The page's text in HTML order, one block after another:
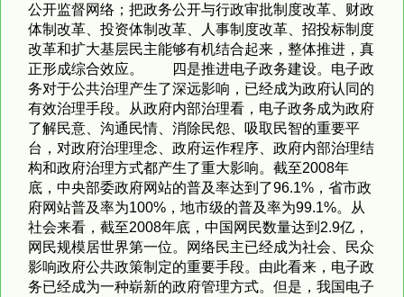
公开监督网络；把政务公开与行政审批制度改革、财政
体制改革、投资体制改革、人事制度改革、招投标制度
改革和扩大基层民主能够有机结合起来，整体推进，真
正形成综合效应。 四是推进电子政务建设。电子政
务对于公共治理产生了深远影响，已经成为政府认同的
有效治理手段。从政府内部治理看，电子政务成为政府
了解民意、沟通民情、消除民怨、吸取民智的重要平
台，对政府治理理念、政府运作程序、政府内部治理结
构和政府治理方式都产生了重大影响。截至2008年
底，中央部委政府网站的普及率达到了96.1%，省市政
府网站普及率为100%，地市级的普及率为99.1%。从
社会来看，截至2008年底，中国网民数量达到2.9亿，
网民规模居世界第一位。网络民主已经成为社会、民众
影响政府公共政策制定的重要手段。由此看来，电子政
务已经成为一种崭新的政府管理方式。但是，我国电子